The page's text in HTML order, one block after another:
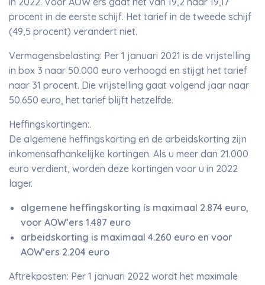
procent in de eerste schijf. Het tarief in de tweede schijf
(49,5 procent) verandert niet.
Vermogensbelasting: Per 1 januari 2021 is de vrijstelling
in box 3 naar 50.000 euro verhoogd en stijgt het tarief
naar 31 procent. Die vrijstelling gaat volgend jaar naar
50.650 euro, het tarief blijft hetzelfde.
Heffingskortingen:.
De algemene heffingskorting en de arbeidskorting zijn
inkomensafhankelijke kortingen. Als u meer dan 21.000
euro verdient, worden deze kortingen voor u in 2022
lager.
algemene heffingskorting ís maximaal 2.874 euro,
voor AOW’ers 1.487 euro
arbeidskorting is maximaal 4.260 euro en voor
AOW’ers 2.204 euro
Aftrekposten: Per 1 januari 2022 wordt het maximale